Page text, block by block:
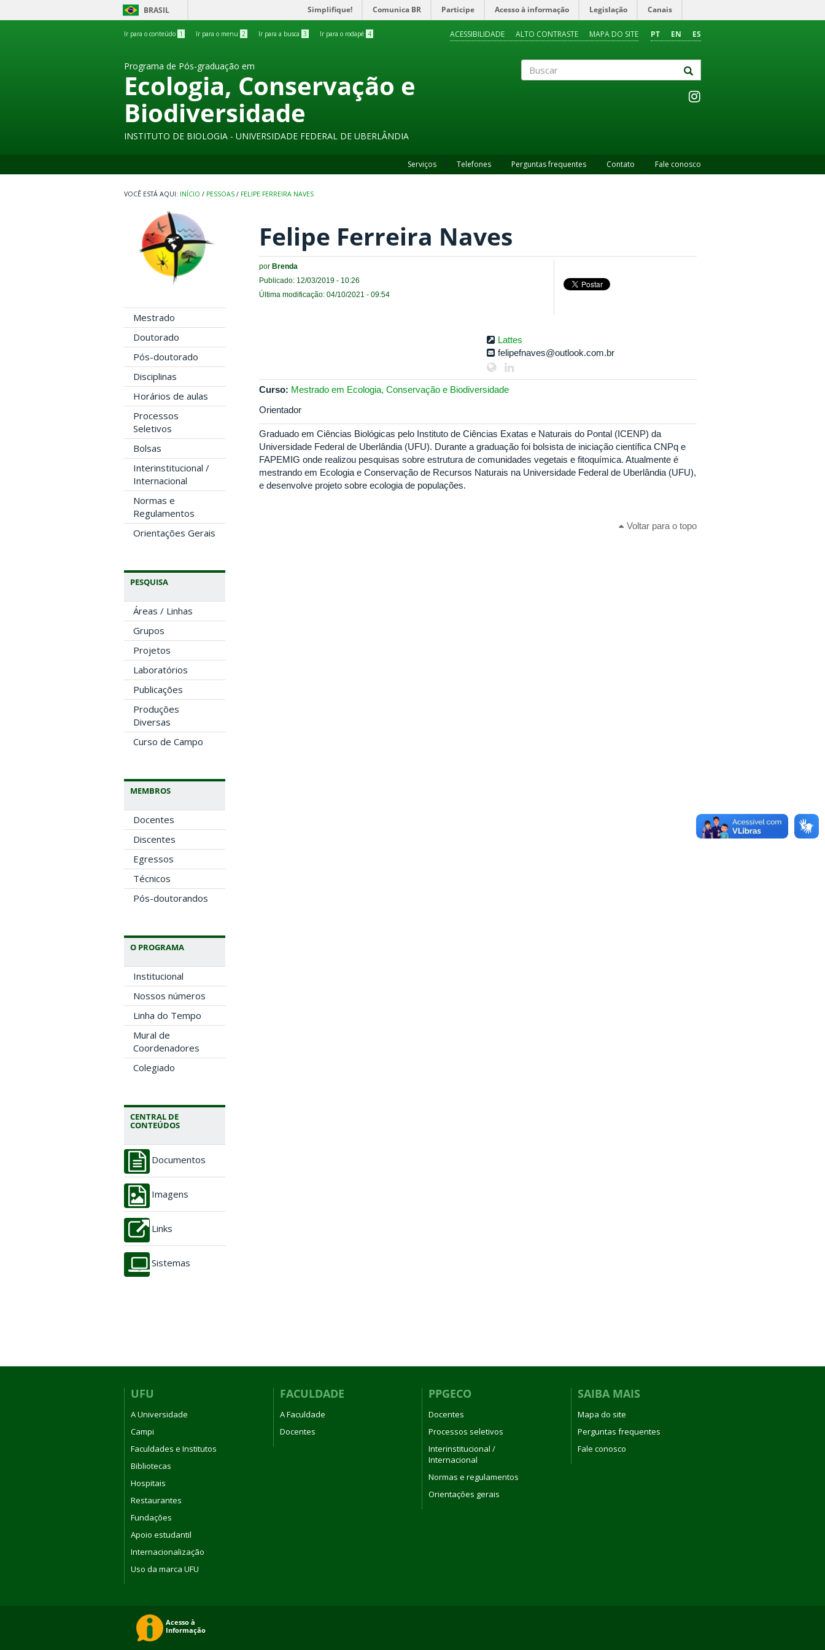
BRASIL Simplifique! Comunica BR Participe Acesso à informação Legislação Canais
Ir para o conteúdo 1 Ir para o menu 2 Ir para a busca 3 Ir para o rodapé 4 PT EN ES
ACESSIBILIDADE ALTO CONTRASTE MAPA DO SITE
Programa de Pós-graduação em
Ecologia, Conservação e
Biodiversidade
INSTITUTO DE BIOLOGIA - UNIVERSIDADE FEDERAL DE UBERLÂNDIA
Serviços Telefones Perguntas frequentes Contato Fale conosco
INÍCIO / PESSOAS / FELIPE FERREIRA NAVES
Mestrado
Doutorado
Pós-doutorado
Disciplinas
Horários de aulas
Processos
Seletivos
Bolsas
Interinstitucional /
Internacional
Normas e
Regulamentos
Orientações Gerais
PESQUISA
Áreas / Linhas
Grupos
Projetos
Laboratórios
Publicações
Produções
Diversas
Curso de Campo
MEMBROS
Docentes
Discentes
Egressos
Técnicos
Pós-doutorandos
O PROGRAMA
Institucional
Nossos números
Linha do Tempo
Mural de
Coordenadores
Colegiado
CENTRAL DE
CONTEÚDOS
Documentos
Imagens
Links
Sistemas
Felipe Ferreira Naves
por Brenda
Publicado: 12/03/2019 - 10:26
Última modificação: 04/10/2021 - 09:54
Lattes
felipefnaves@outlook.com.br
Curso: Mestrado em Ecologia, Conservação e Biodiversidade
Orientador
Graduado em Ciências Biológicas pelo Instituto de Ciências Exatas e Naturais do Pontal (ICENP) da
Universidade Federal de Uberlândia (UFU). Durante a graduação foi bolsista de iniciação científica CNPq e
FAPEMIG onde realizou pesquisas sobre estrutura de comunidades vegetais e fitoquímica. Atualmente é
mestrando em Ecologia e Conservação de Recursos Naturais na Universidade Federal de Uberlândia (UFU),
e desenvolve projeto sobre ecologia de populações.
Voltar para o topo
UFU
A Universidade
Campi
Faculdades e Institutos
Bibliotecas
Hospitais
Restaurantes
Fundações
Apoio estudantil
Internacionalização
Uso da marca UFU
FACULDADE
A Faculdade
Docentes
PPGECO
Docentes
Processos seletivos
Interinstitucional /
Internacional
Normas e regulamentos
Orientações gerais
SAIBA MAIS
Mapa do site
Perguntas frequentes
Fale conosco